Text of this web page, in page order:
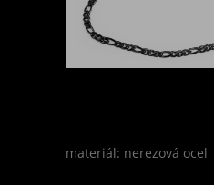
materiál: nerezová ocel